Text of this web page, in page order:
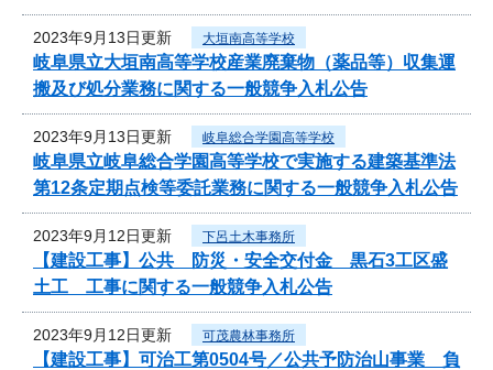
2023年9月13日更新 大垣南高等学校
岐阜県立大垣南高等学校産業廃棄物（薬品等）収集運
搬及び処分業務に関する一般競争入札公告
2023年9月13日更新 岐阜総合学園高等学校
岐阜県立岐阜総合学園高等学校で実施する建築基準法
第12条定期点検等委託業務に関する一般競争入札公告
2023年9月12日更新 下呂土木事務所
【建設工事】公共 防災・安全交付金 黒石3工区盛
土工 工事に関する一般競争入札公告
2023年9月12日更新 可茂農林事務所
【建設工事】可治工第0504号／公共予防治山事業 負